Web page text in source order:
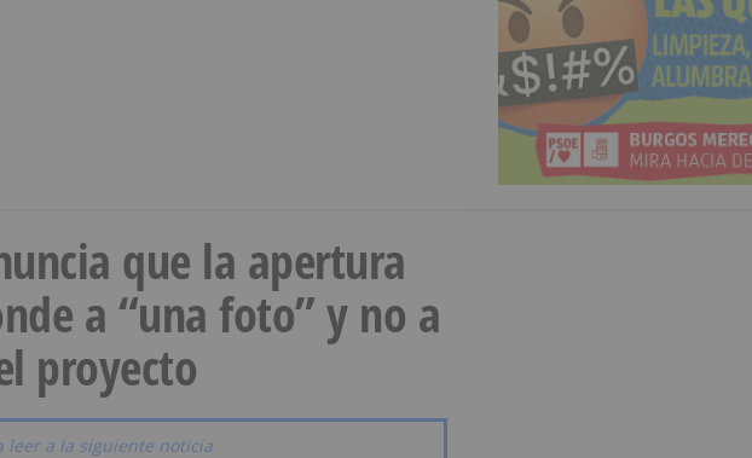
que la apertura
a “una foto” y no a
proyecto
leer a la siguiente noticia